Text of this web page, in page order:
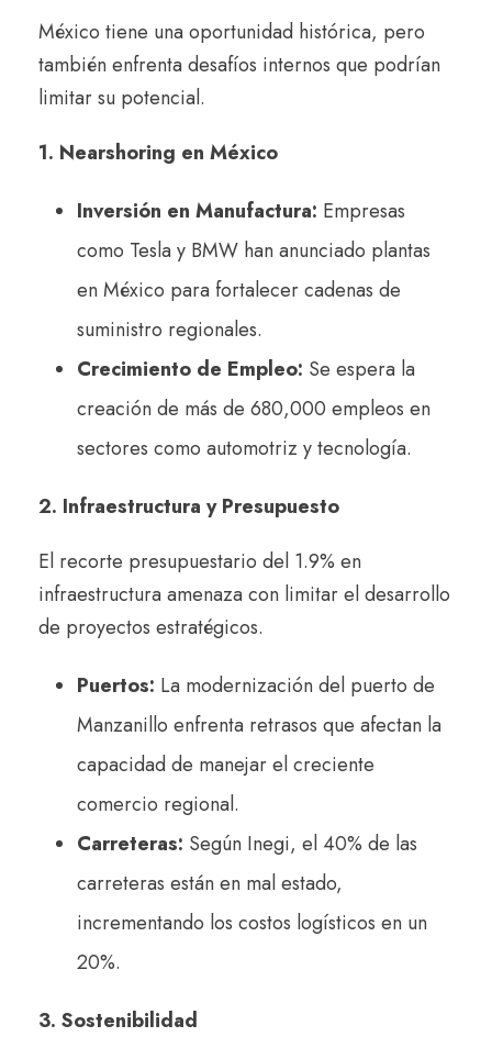
México tiene una oportunidad histórica, pero
también enfrenta desafíos internos que podrían
limitar su potencial.
1. Nearshoring en México
Inversión en Manufactura: Empresas
como Tesla y BMW han anunciado plantas
en México para fortalecer cadenas de
suministro regionales.
Crecimiento de Empleo: Se espera la
creación de más de 680,000 empleos en
sectores como automotriz y tecnología.
2. Infraestructura y Presupuesto
El recorte presupuestario del 1.9% en
infraestructura amenaza con limitar el desarrollo
de proyectos estratégicos.
Puertos: La modernización del puerto de
Manzanillo enfrenta retrasos que afectan la
capacidad de manejar el creciente
comercio regional.
Carreteras: Según Inegi, el 40% de las
carreteras están en mal estado,
incrementando los costos logísticos en un
20%.
3. Sostenibilidad